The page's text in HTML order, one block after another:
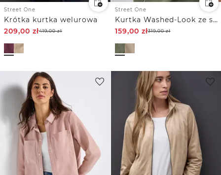
Street One
Krótka kurtka welurowa
209,00 zł419,00zł
Street One
Kurtka Washed-Look ze sznurkiem ściągającym
159,00 zł319,00zł